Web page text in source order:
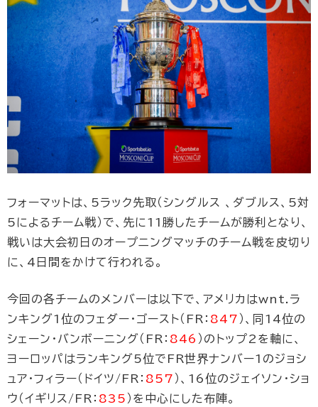
フォーマットは、5ラック先取（シングルス 、ダブルス、5対
5によるチーム戦）で、先に11勝したチームが勝利となり、
戦いは大会初日のオープニングマッチのチーム戦を皮切り
に、4日間をかけて行われる。
今回の各チームのメンバーは以下で、アメリカはwnt.ラ
ンキング1位のフェダー・ゴースト（FR： 847 ）、同14位の
シェーン・バンボーニング（FR： 846 ）のトップ2を軸に、
ヨーロッパはランキング5位でFR世界ナンバー1のジョシ
ュア・フィラー（ドイツ/FR： 857 ）、16位のジェイソン・ショ
ウ（イギリス/FR： 835 ）を中心にした布陣。